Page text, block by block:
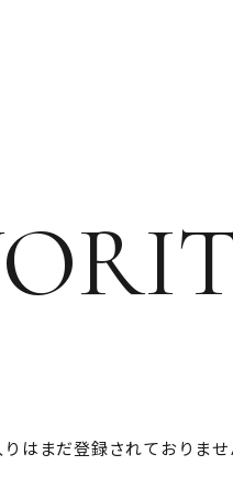
はまだ登録されておりませ